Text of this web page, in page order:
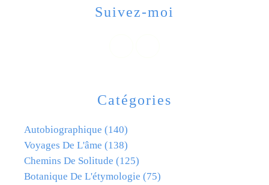
Catégories
Autobiographique (140)
Voyages De L'âme (138)
Chemins De Solitude (125)
Botanique De L'étymologie (75)
Suivez-moi